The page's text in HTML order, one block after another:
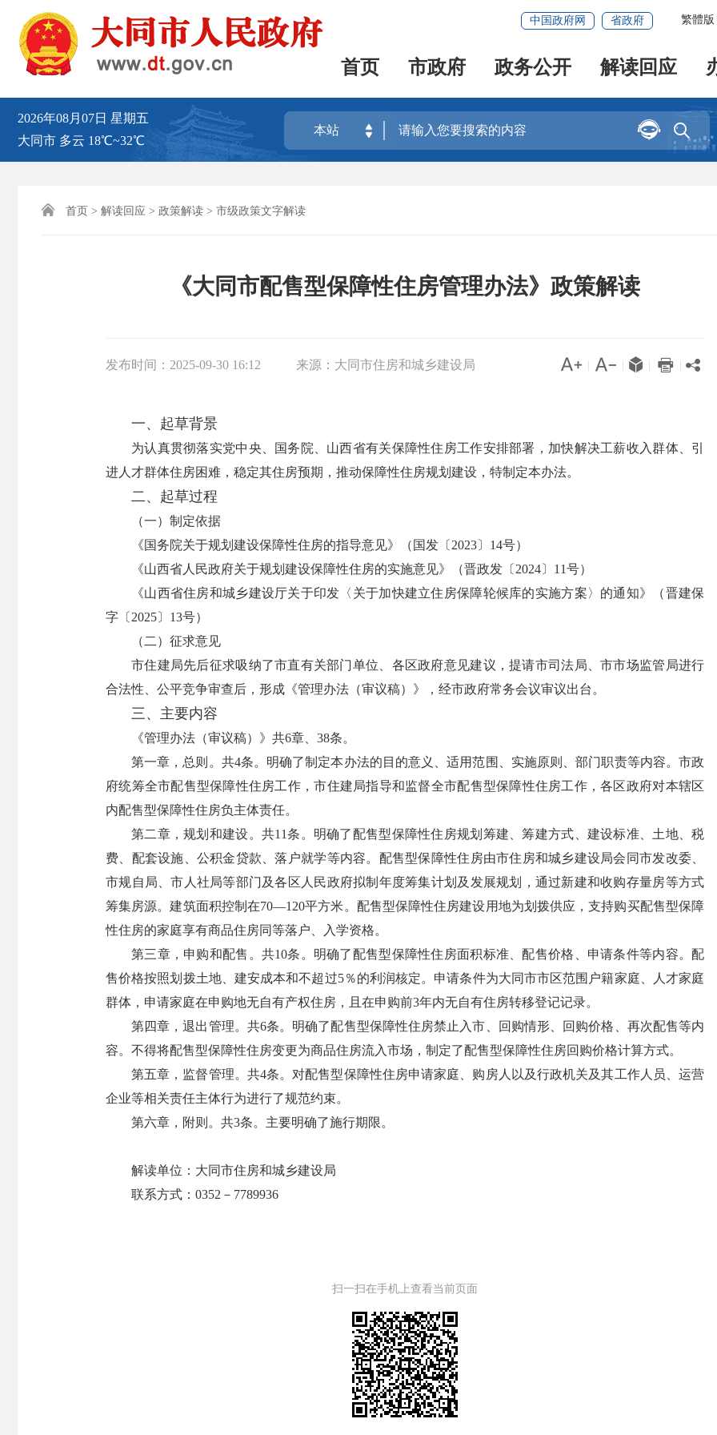
繁體版
中国政府网 省政府
首页 市政府 政务公开 解读回应
2026年08月07日 星期五
大同市 多云 18℃~32℃
本站 

 首页 > 解读回应 > 政策解读 > 市级政策文字解读
《大同市配售型保障性住房管理办法》政策解读
发布时间： 2025-09-30 16:12 来源： 大同市住房和城乡建设局     
一、起草背景
为认真贯彻落实党中央、国务院、山西省有关保障性住房工作安排部署，加快解决工薪收入群体、引
进人才群体住房困难，稳定其住房预期，推动保障性住房规划建设，特制定本办法。
二、起草过程
（一）制定依据
《国务院关于规划建设保障性住房的指导意见》（国发〔2023〕14号）
《山西省人民政府关于规划建设保障性住房的实施意见》（晋政发〔2024〕11号）
《山西省住房和城乡建设厅关于印发〈关于加快建立住房保障轮候库的实施方案〉的通知》（晋建保
字〔2025〕13号）
（二）征求意见
市住建局先后征求吸纳了市直有关部门单位、各区政府意见建议，提请市司法局、市市场监管局进行
合法性、公平竞争审查后，形成《管理办法（审议稿）》，经市政府常务会议审议出台。
三、主要内容
《管理办法（审议稿）》共6章、38条。
第一章，总则。共4条。明确了制定本办法的目的意义、适用范围、实施原则、部门职责等内容。市政
府统筹全市配售型保障性住房工作，市住建局指导和监督全市配售型保障性住房工作，各区政府对本辖区
内配售型保障性住房负主体责任。
第二章，规划和建设。共11条。明确了配售型保障性住房规划筹建、筹建方式、建设标准、土地、税
费、配套设施、公积金贷款、落户就学等内容。配售型保障性住房由市住房和城乡建设局会同市发改委、
市规自局、市人社局等部门及各区人民政府拟制年度筹集计划及发展规划，通过新建和收购存量房等方式
筹集房源。建筑面积控制在70―120平方米。配售型保障性住房建设用地为划拨供应，支持购买配售型保障
性住房的家庭享有商品住房同等落户、入学资格。
第三章，申购和配售。共10条。明确了配售型保障性住房面积标准、配售价格、申请条件等内容。配
售价格按照划拨土地、建安成本和不超过5％的利润核定。申请条件为大同市市区范围户籍家庭、人才家庭
群体，申请家庭在申购地无自有产权住房，且在申购前3年内无自有住房转移登记记录。
第四章，退出管理。共6条。明确了配售型保障性住房禁止入市、回购情形、回购价格、再次配售等内
容。不得将配售型保障性住房变更为商品住房流入市场，制定了配售型保障性住房回购价格计算方式。
第五章，监督管理。共4条。对配售型保障性住房申请家庭、购房人以及行政机关及其工作人员、运营
企业等相关责任主体行为进行了规范约束。
第六章，附则。共3条。主要明确了施行期限。
解读单位：大同市住房和城乡建设局
联系方式：0352－7789936
扫一扫在手机上查看当前页面